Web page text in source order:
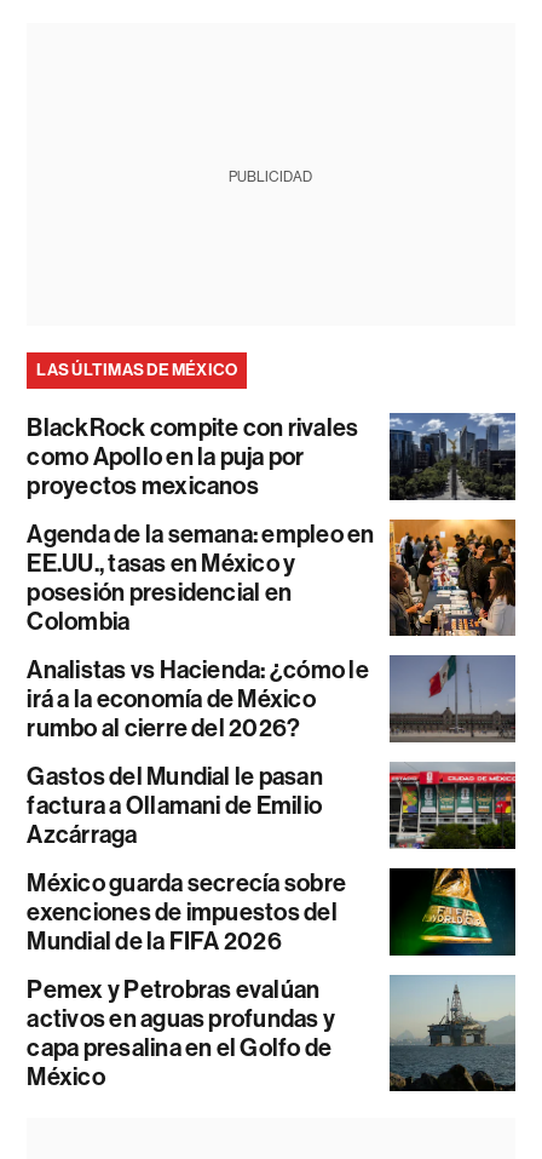
PUBLICIDAD
LAS ÚLTIMAS DE MÉXICO
BlackRock compite con rivales
como Apollo en la puja por
proyectos mexicanos
Agenda de la semana: empleo en
EE.UU., tasas en México y
posesión presidencial en
Colombia
Analistas vs Hacienda: ¿cómo le
irá a la economía de México
rumbo al cierre del 2026?
Gastos del Mundial le pasan
factura a Ollamani de Emilio
Azcárraga
México guarda secrecía sobre
exenciones de impuestos del
Mundial de la FIFA 2026
Pemex y Petrobras evalúan
activos en aguas profundas y
capa presalina en el Golfo de
México